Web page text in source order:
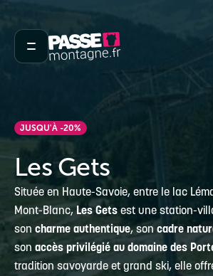
JUSQU'À -20%
Les Gets
Située en Haute-Savoie, entre le lac
Mont-Blanc,Les Getsest une station-
son charme authentique, son cadre
son accès privilégié au domaine des
tradition savoyarde et grand ski, elle